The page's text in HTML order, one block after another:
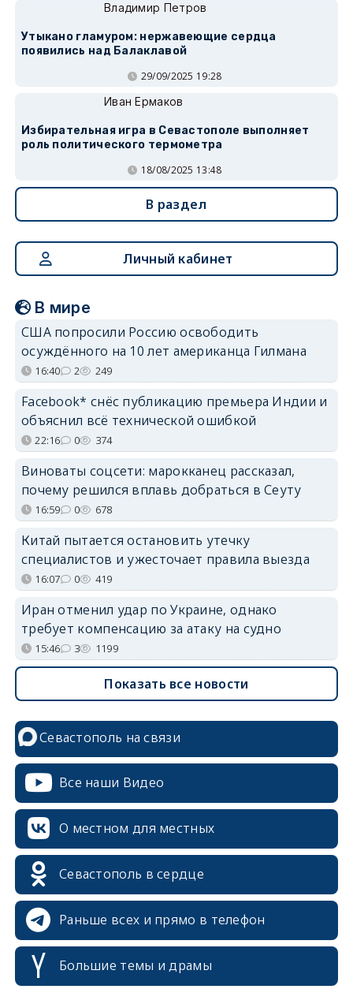
Владимир Петров
Утыкано гламуром: нержавеющие сердца
появились над Балаклавой
29/09/2025 19:28
Иван Ермаков
Избирательная игра в Севастополе выполняет
роль политического термометра
18/08/2025 13:48
В раздел
Личный кабинет
В мире
США попросили Россию освободить
осуждённого на 10 лет американца Гилмана
16:40 2 249
Facebook* снёс публикацию премьера Индии и
объяснил всё технической ошибкой
22:16 0 374
Виноваты соцсети: марокканец рассказал,
почему решился вплавь добраться в Сеуту
16:59 0 678
Китай пытается остановить утечку
специалистов и ужесточает правила выезда
16:07 0 419
Иран отменил удар по Украине, однако
требует компенсацию за атаку на судно
15:46 3 1199
Показать все новости
Севастополь на связи
Все наши Видео
О местном для местных
Севастополь в сердце
Раньше всех и прямо в телефон
Большие темы и драмы